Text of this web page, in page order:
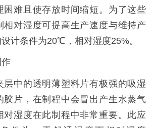
困难且使存放时间缩短。为了这些
相对湿度可提高生产速度与维持产
计条件为20℃，相对湿度25%。
中的透明薄塑料片有极强的吸湿
胶片，在制程中会冒出产生水蒸气
对湿度在此制程中非常重要。此应